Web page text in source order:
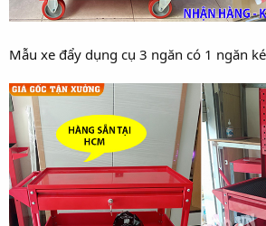
Mẫu xe đẩy dụng cụ 3 ngăn có 1 ngăn